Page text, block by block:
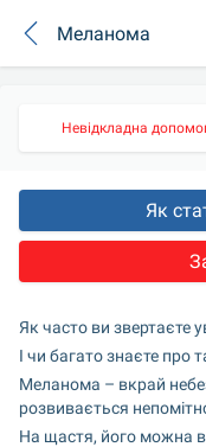
Меланома
Невідкладна
Як
Як часто ви звертаєте
І чи багато знаєте
Меланома – вкрай
розвивається
На щастя, його можна